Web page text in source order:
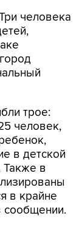
человека
трое:
человек,
в детской
Также в
в крайне
сообщении.